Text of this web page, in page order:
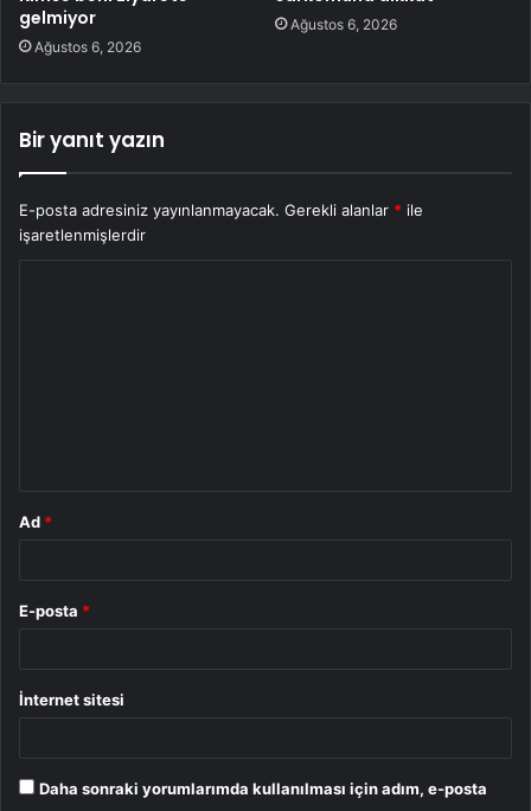
gelmiyor
Ağustos 6, 2026
Ağustos 6, 2026
Bir yanıt yazın
E-posta adresiniz yayınlanmayacak. Gerekli alanlar * ile
işaretlenmişlerdir
Ad *
E-posta *
İnternet sitesi
Daha sonraki yorumlarımda kullanılması için adım, e-posta